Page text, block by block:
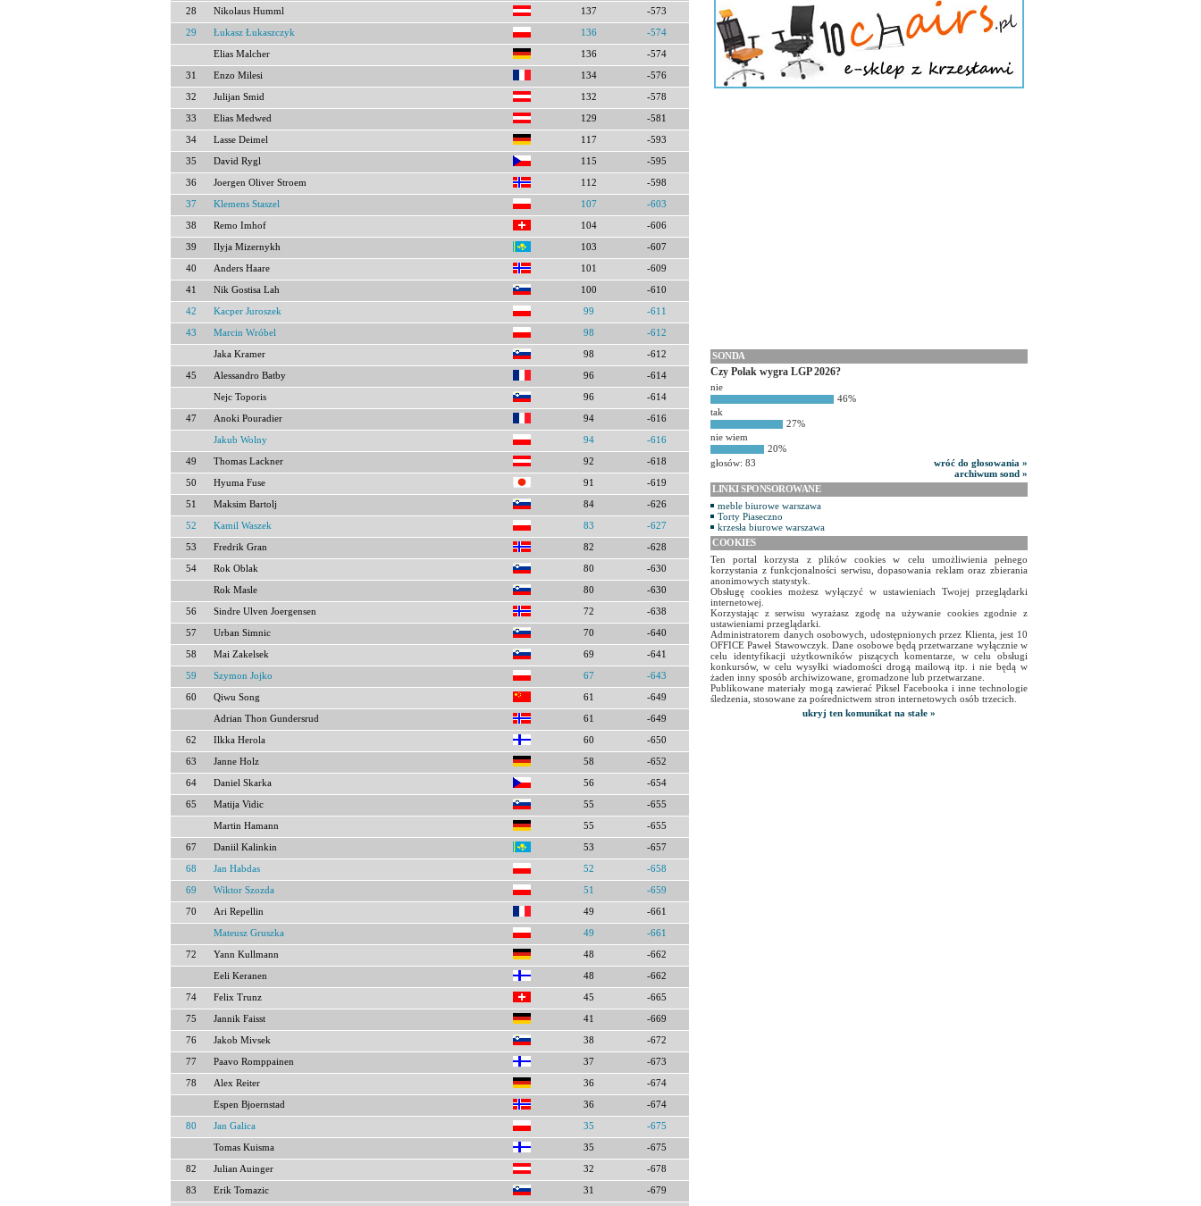
28 Nikolaus Humml 137 -573
29 Łukasz Łukaszczyk 136 -574
Elias Malcher 136 -574
31 Enzo Milesi 134 -576
32 Julijan Smid 132 -578
33 Elias Medwed 129 -581
34 Lasse Deimel 117 -593
35 David Rygl 115 -595
36 Joergen Oliver Stroem 112 -598
37 Klemens Staszel 107 -603
38 Remo Imhof 104 -606
39 Ilyja Mizernykh 103 -607
40 Anders Haare 101 -609
41 Nik Gostisa Lah 100 -610
42 Kacper Juroszek 99 -611
43 Marcin Wróbel 98 -612
Jaka Kramer 98 -612
45 Alessandro Batby 96 -614
Nejc Toporis 96 -614
47 Anoki Pouradier 94 -616
Jakub Wolny 94 -616
49 Thomas Lackner 92 -618
50 Hyuma Fuse 91 -619
51 Maksim Bartolj 84 -626
52 Kamil Waszek 83 -627
53 Fredrik Gran 82 -628
54 Rok Oblak 80 -630
Rok Masle 80 -630
56 Sindre Ulven Joergensen 72 -638
57 Urban Simnic 70 -640
58 Mai Zakelsek 69 -641
59 Szymon Jojko 67 -643
60 Qiwu Song 61 -649
Adrian Thon Gundersrud 61 -649
62 Ilkka Herola 60 -650
63 Janne Holz 58 -652
64 Daniel Skarka 56 -654
65 Matija Vidic 55 -655
Martin Hamann 55 -655
67 Daniil Kalinkin 53 -657
68 Jan Habdas 52 -658
69 Wiktor Szozda 51 -659
70 Ari Repellin 49 -661
Mateusz Gruszka 49 -661
72 Yann Kullmann 48 -662
Eeli Keranen 48 -662
74 Felix Trunz 45 -665
75 Jannik Faisst 41 -669
76 Jakob Mivsek 38 -672
77 Paavo Romppainen 37 -673
78 Alex Reiter 36 -674
Espen Bjoernstad 36 -674
80 Jan Galica 35 -675
Tomas Kuisma 35 -675
82 Julian Auinger 32 -678
83 Erik Tomazic 31 -679
SONDA
Czy Polak wygra LGP 2026?
nie
46%
tak
27%
nie wiem
20%
głosów: 83
wróć do głosowania »
archiwum sond »
LINKI SPONSOROWANE
meble biurowe warszawa
Torty Piaseczno
krzesła biurowe warszawa
COOKIES
Ten portal korzysta z plików cookies w celu umożliwienia pełnego
korzystania z funkcjonalności serwisu, dopasowania reklam oraz zbierania
anonimowych statystyk.
Obsługę cookies możesz wyłączyć w ustawieniach Twojej przeglądarki
internetowej.
Korzystając z serwisu wyrażasz zgodę na używanie cookies zgodnie z
ustawieniami przeglądarki.
Administratorem danych osobowych, udostępnionych przez Klienta, jest 10
OFFICE Paweł Stawowczyk. Dane osobowe będą przetwarzane wyłącznie w
celu identyfikacji użytkowników piszących komentarze, w celu obsługi
konkursów, w celu wysyłki wiadomości drogą mailową itp. i nie będą w
żaden inny sposób archiwizowane, gromadzone lub przetwarzane.
Publikowane materiały mogą zawierać Piksel Facebooka i inne technologie
śledzenia, stosowane za pośrednictwem stron internetowych osób trzecich.
ukryj ten komunikat na stałe »